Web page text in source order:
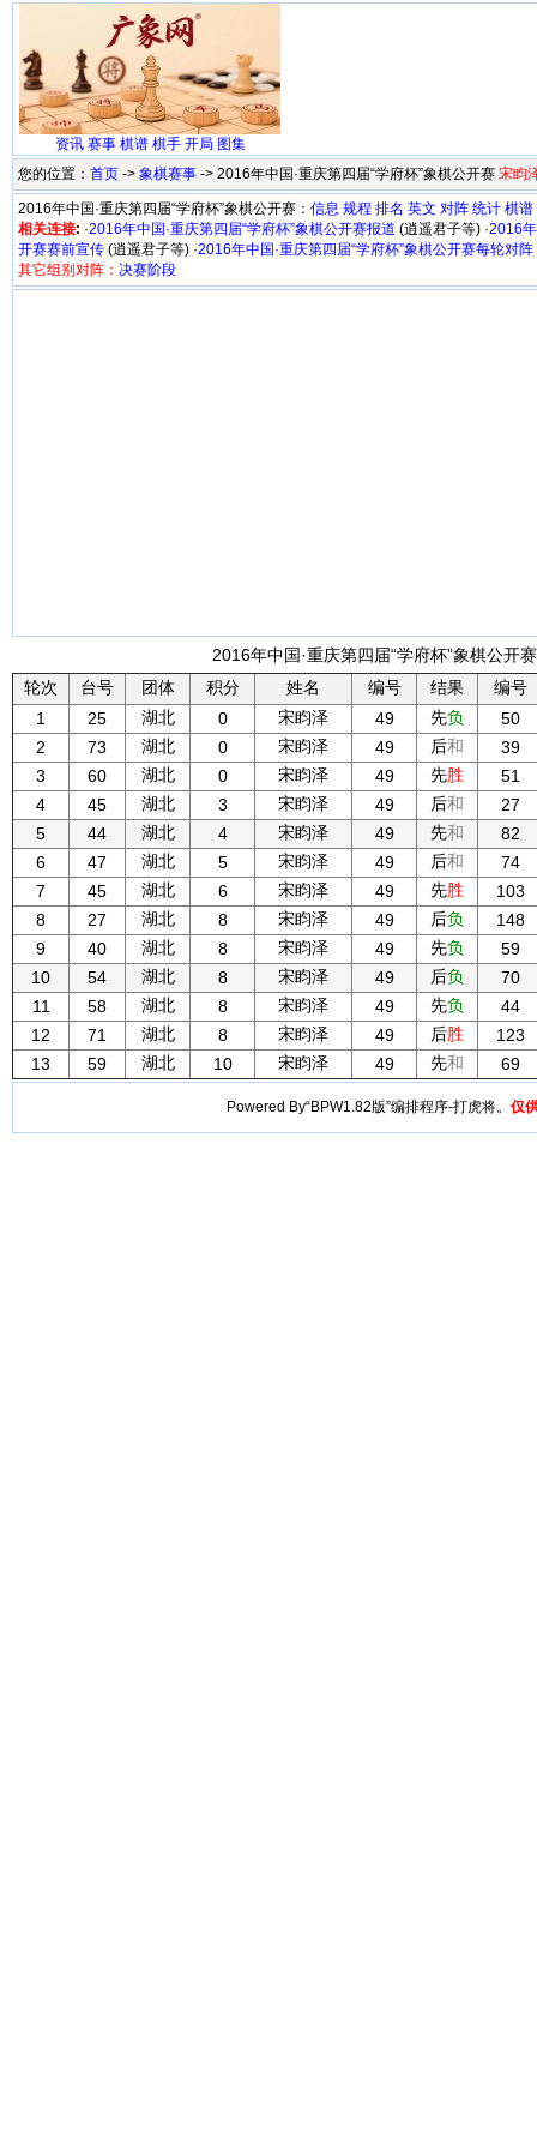
资讯 赛事 棋谱 棋手 开局 图集
您的位置： 首页 -> 象棋赛事 -> 2016年中国·重庆第四届“学府杯”象棋公开赛 宋盷
2016年中国·重庆第四届“学府杯”象棋公开赛： 信息 规程 排名 英文 对阵 统计 棋谱
相关连接: ·2016年中国·重庆第四届“学府杯”象棋公开赛报道 (逍遥君子等) ·2016
开赛赛前宣传 (逍遥君子等) ·2016年中国·重庆第四届“学府杯”象棋公开赛每轮对阵
其它组别对阵： 决赛阶段
2016年中国·重庆第四届“学府杯”象棋公开
轮次
台号 团体 积分 姓名 编号 结果
编号
1
25 湖北 0 宋盷泽 49 先负
50
2
73 湖北 0 宋盷泽 49 后和
39
3
60 湖北 0 宋盷泽 49 先胜
51
4
45 湖北 3 宋盷泽 49 后和
27
5
44 湖北 4 宋盷泽 49 先和
82
6
47 湖北 5 宋盷泽 49 后和
74
7
45 湖北 6 宋盷泽 49 先胜
103
8
27 湖北 8 宋盷泽 49 后负
148
9
40 湖北 8 宋盷泽 49 先负
59
10
54 湖北 8 宋盷泽 49 后负
70
11
58 湖北 8 宋盷泽 49 先负
44
12
71 湖北 8 宋盷泽 49 后胜
123
13
59 湖北 10 宋盷泽 49 先和 69
Powered By“BPW1.82版”编排程序-打虎将。 仅